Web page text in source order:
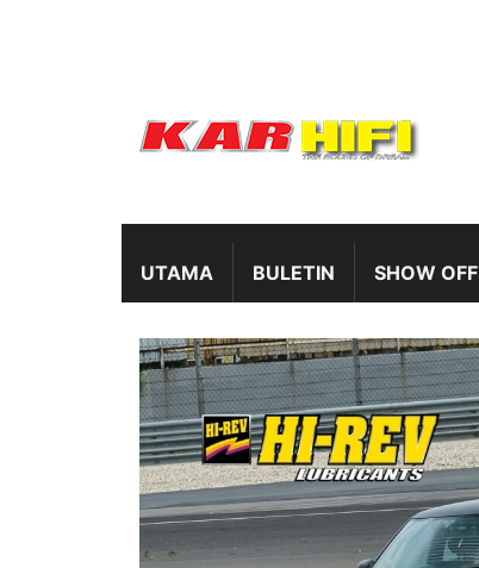
UTAMA BULETIN SHOW OFF